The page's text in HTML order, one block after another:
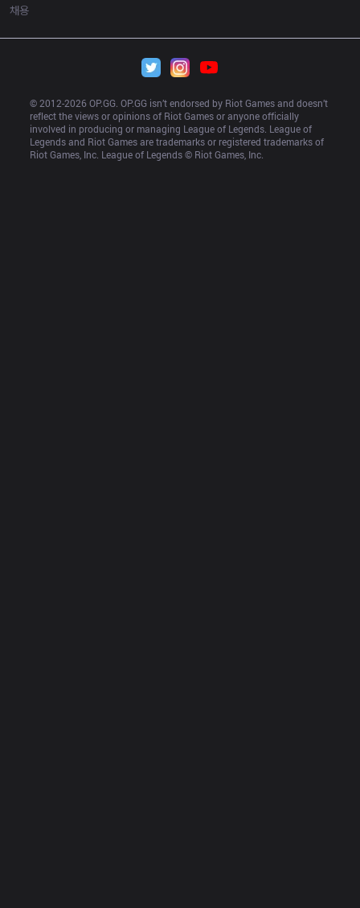
채용
© 2012-2026 OP.GG. OP.GG isn’t endorsed by Riot Games and doesn’t
reflect the views or opinions of Riot Games or anyone officially
involved in producing or managing League of Legends. League of
Legends and Riot Games are trademarks or registered trademarks of
Riot Games, Inc. League of Legends © Riot Games, Inc.